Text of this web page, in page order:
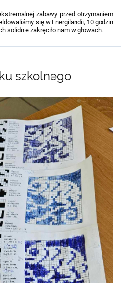
zabawy przed otrzymaniem
się w Energilandii, 10 godzin
solidnie zakręciło nam w głowach.
szkolnego